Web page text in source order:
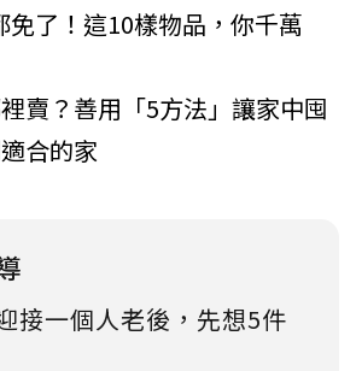
免了！這10樣物品，你千萬
賣？善用「5方法」讓家中囤
合的家
接一個人老後，先想5件